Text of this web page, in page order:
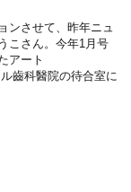
ンさせて、昨年ニュ
こさん。今年1月号
アート
齒科醫院の待合室に